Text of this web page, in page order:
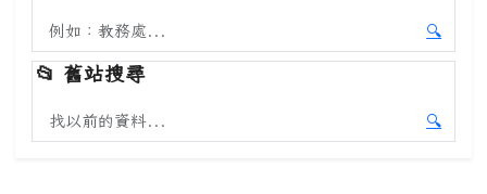
搜尋本站內容
🔍
開始本
📂 舊站搜尋
搜尋舊站內容
🔍
開始舊